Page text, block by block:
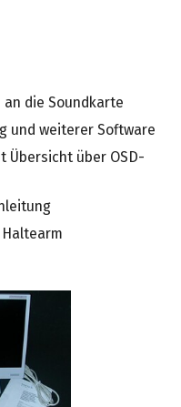
an die Soundkarte
und weiterer Software
Übersicht über OSD-